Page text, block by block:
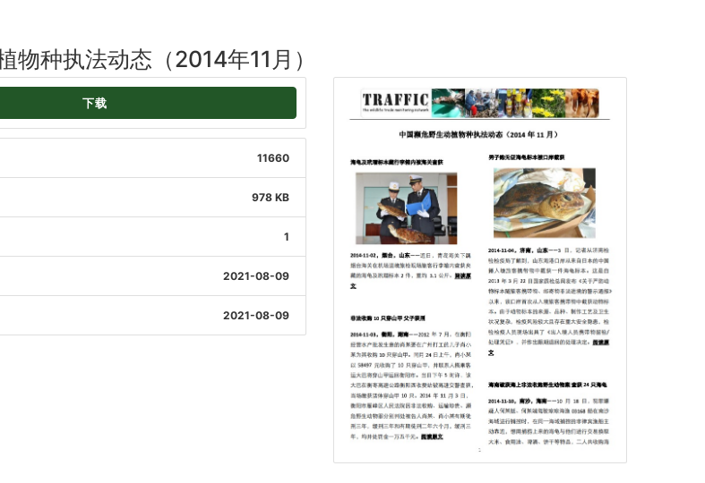
物种执法动态（2014年11月）
下载
11660
978 KB
1
2021-08-09
2021-08-09